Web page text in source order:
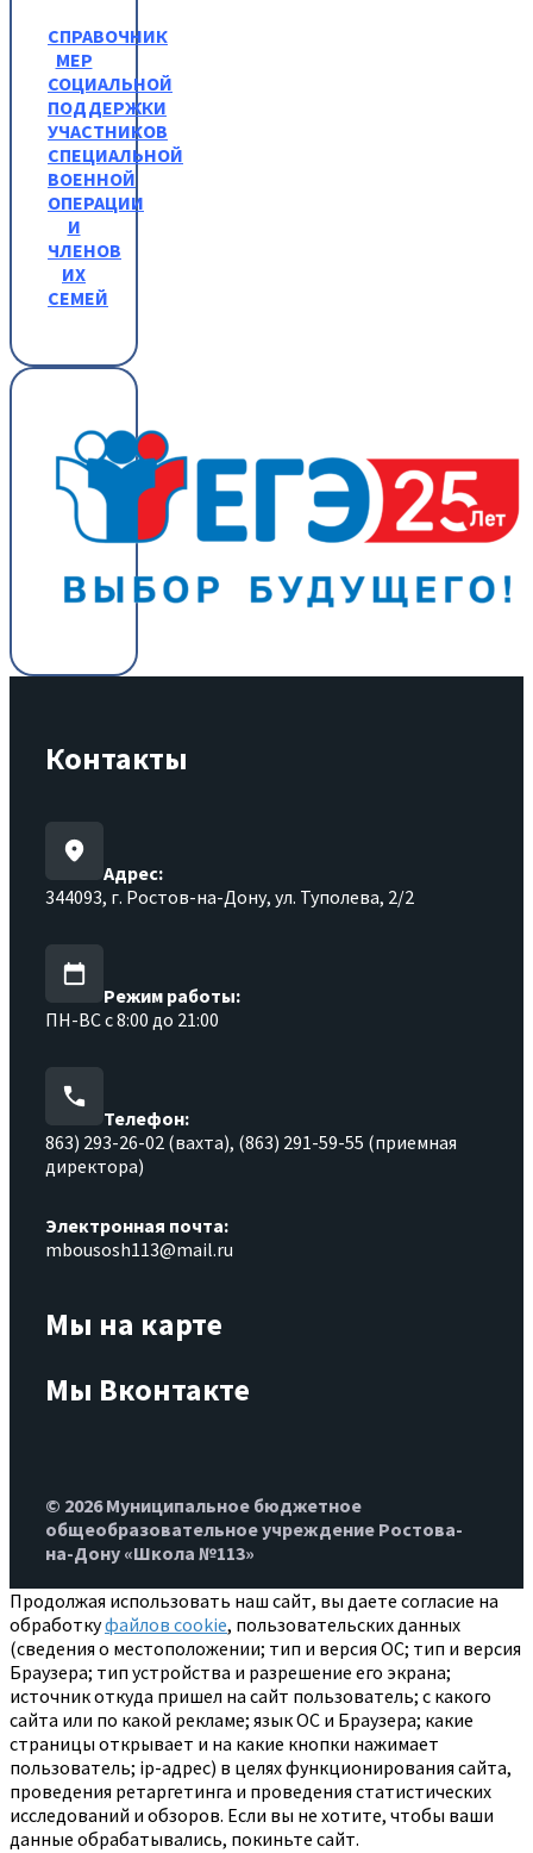
СПРАВОЧНИК
МЕР
СОЦИАЛЬНОЙ
ПОДДЕРЖКИ
УЧАСТНИКОВ
СПЕЦИАЛЬНОЙ
ВОЕННОЙ
ОПЕРАЦИИ
И
ЧЛЕНОВ
ИХ
СЕМЕЙ
Контакты
Адрес:
344093, г. Ростов-на-Дону, ул. Туполева, 2/2
Режим работы:
ПН-ВС с 8:00 до 21:00
Телефон:
863) 293-26-02 (вахта), (863) 291-59-55 (приемная
директора)
Электронная почта:
mbousosh113@mail.ru
Мы на карте
Мы Вконтакте
© 2026 Муниципальное бюджетное
общеобразовательное учреждение Ростова-
на-Дону «Школа №113»
Продолжая использовать наш сайт, вы даете согласие на
обработкуфайлов cookie, пользовательских данных
(сведения о местоположении; тип и версия ОС; тип и версия
Браузера; тип устройства и разрешение его экрана;
источник откуда пришел на сайт пользователь; с какого
сайта или по какой рекламе; язык ОС и Браузера; какие
страницы открывает и на какие кнопки нажимает
пользователь; ip-адрес) в целях функционирования сайта,
проведения ретаргетинга и проведения статистических
исследований и обзоров. Если вы не хотите, чтобы ваши
данные обрабатывались, покиньте сайт.